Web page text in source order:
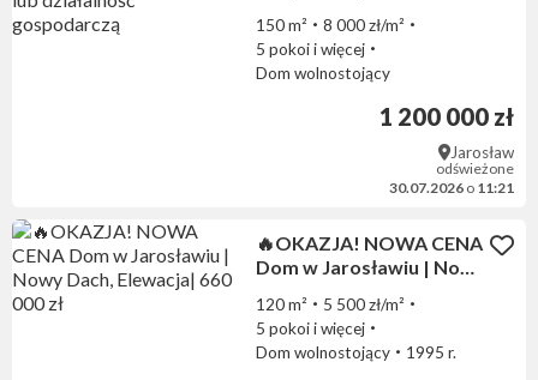
gospodarczą
150 m²
8 000 zł/m²
5 pokoi i więcej
Dom wolnostojący
1 200 000 zł
Jarosław
odświeżone
30.07.2026 o 11:21
🔥OKAZJA! NOWA CENA
Dom w Jarosławiu | Nowy
120 m²
5 500 zł/m²
5 pokoi i więcej
Dom wolnostojący
1995 r.